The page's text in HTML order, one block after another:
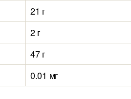
21 г
2 г
47 г
0.01 мг